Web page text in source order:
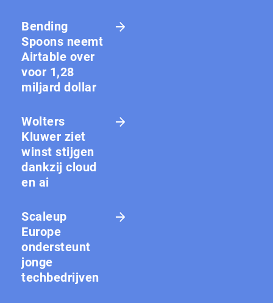
Bending
Spoons neemt
Airtable over
voor 1,28
miljard dollar
Wolters
Kluwer ziet
winst stijgen
dankzij cloud
en ai
Scaleup
Europe
ondersteunt
jonge
techbedrijven